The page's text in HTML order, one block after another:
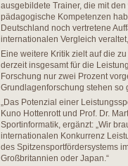
ausgebildete Trainer, die mit
pädagogische Kompetenzen
Deutschland noch vertretene
internationalen Vergleich
Eine weitere Kritik zielt auf die
derzeit insgesamt für die
Forschung nur zwei Prozent
Grundlagenforschung stehen so
„Das Potenzial einer
Kuno Hottenrott und Prof. Dr.
Sportinformatik, ergänzt: „Wir
internationalen Konkurrenz
des Spitzensportfördersystems
Großbritannien oder Japan.“